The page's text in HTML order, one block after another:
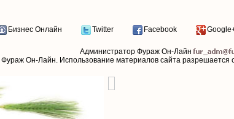
Бизнес Онлайн Twitter Facebook
Администратор Фураж Он-Лайн
Фураж Он-Лайн. Использование материалов сайта